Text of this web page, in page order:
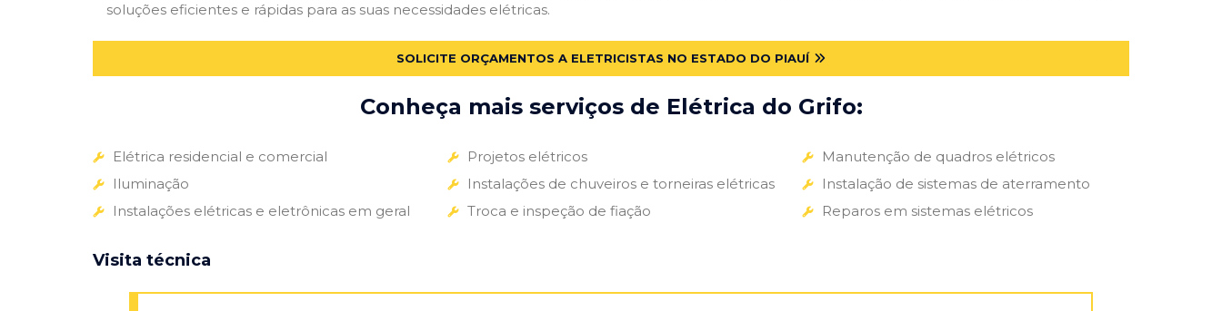
soluções eficientes e rápidas para as suas necessidades elétricas.
SOLICITE ORÇAMENTOS A ELETRICISTAS NO ESTADO DO PIAUÍ
Conheça mais serviços de Elétrica do Grifo:
Elétrica residencial e comercial
Iluminação
Instalações elétricas e eletrônicas em geral
Projetos elétricos
Instalações de chuveiros e torneiras elétricas
Troca e inspeção de fiação
Manutenção de quadros elétricos
Instalação de sistemas de aterramento
Reparos em sistemas elétricos
Visita técnica